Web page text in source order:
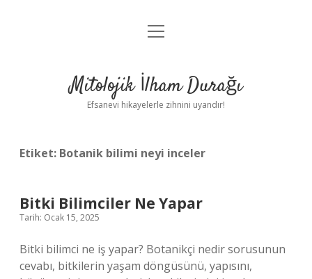
Anasayfa
Yasal Uyarı
menüyü
Mitolojik İlham Durağı
Efsanevi hikayelerle zihnini uyandır!
Etiket: Botanik bilimi neyi inceler
Bitki Bilimciler Ne Yapar
Tarih: Ocak 15, 2025
Bitki bilimci ne iş yapar? Botanikçi nedir sorusunun
cevabı, bitkilerin yaşam döngüsünü, yapısını,